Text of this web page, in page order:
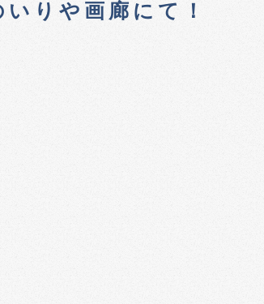
りや画廊にて！